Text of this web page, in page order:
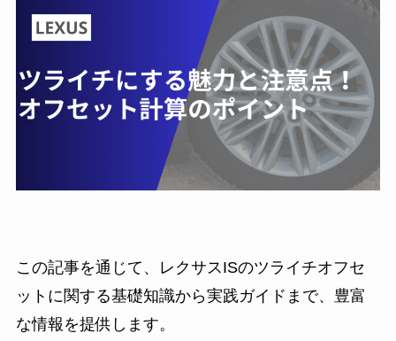
この記事を通じて、レクサスISのツライチオフセ
ットに関する基礎知識から実践ガイドまで、豊富
な情報を提供します。